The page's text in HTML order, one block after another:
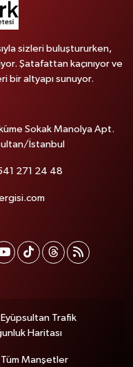
sizleri buluştururken,
Şatafattan kaçınıyor ve
bir altyapı sunuyor.
Sokak Manolya Apt.
İstanbul
271 24 48
Eyüpsultan Trafik
Haritası
Tüm Manşetler